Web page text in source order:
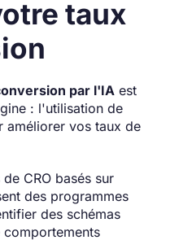
taux
par l'IA est
: l'utilisation de
améliorer vos taux de
CRO basés sur
des programmes
des schémas